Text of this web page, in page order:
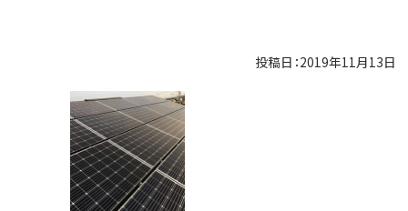
投稿日：2019年11月13日